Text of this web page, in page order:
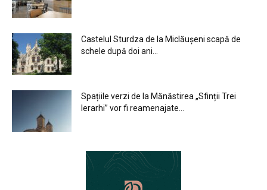
Castelul Sturdza de la Miclăușeni scapă de
schele după doi ani...
Spațiile verzi de la Mănăstirea „Sfinții Trei
Ierarhi” vor fi reamenajate...